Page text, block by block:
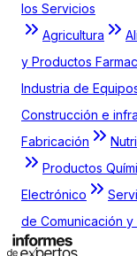
los Servicios
Agricultura
y Productos
Industria de
Construcción e
Fabricación
Productos
Electrónico
de Comunicación y